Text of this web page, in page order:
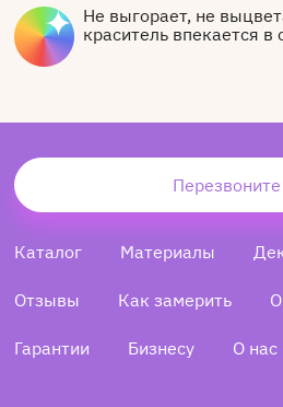
Не выгорает, не
краситель впекается в
Каталог Материалы
Отзывы Как замерить
Гарантии Бизнесу О нас